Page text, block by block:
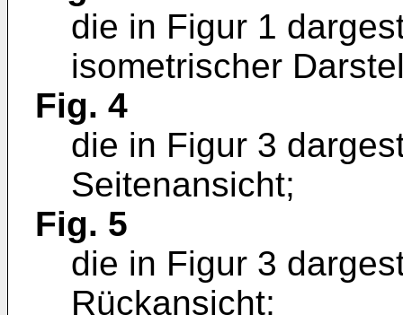
die in Figur 1
isometrischer
Fig. 4
die in Figur 3
Seitenansicht;
Fig. 5
die in Figur 3
Rückansicht;